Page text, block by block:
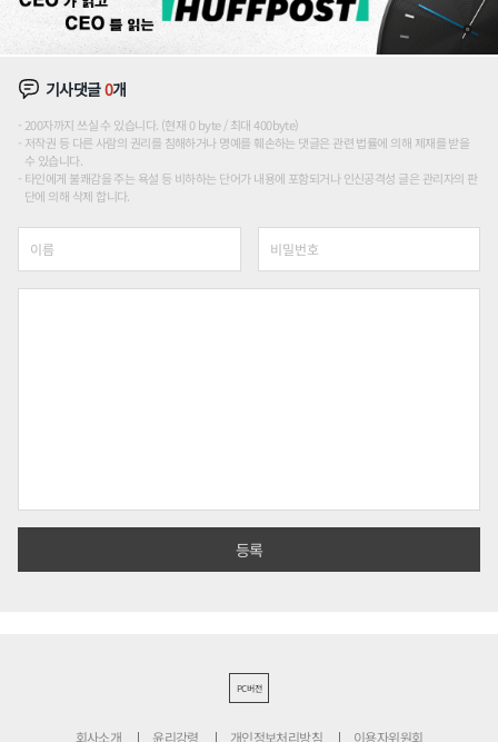
기사댓글0개
200자까지 쓰실 수 있습니다. (현재 0 byte / 최대 400byte)
저작권 등 다른 사람의 권리를 침해하거나 명예를 훼손하는 댓글은 관련 법률에 의해 제재를 받을
수 있습니다.
타인에게 불쾌감을 주는 욕설 등 비하하는 단어가 내용에 포함되거나 인신공격성 글은 관리자의 판
단에 의해 삭제 합니다.
PC버전
회사소개 윤리강령 개인정보처리방침 이용자위원회